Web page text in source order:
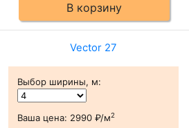
В корзину
Vector 27
Выбор ширины, м:
Ваша цена: 2990 ₽/м2